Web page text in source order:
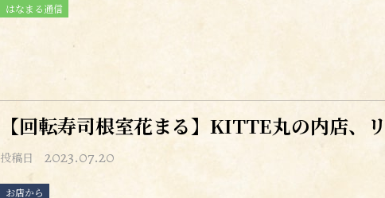
はなまる通信
【回転寿司根室花まる】KITTE丸の内店、
投稿日 2023.07.20
お店から